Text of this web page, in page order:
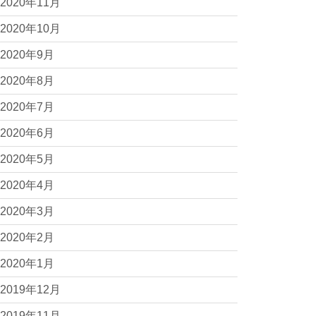
2020年11月
2020年10月
2020年9月
2020年8月
2020年7月
2020年6月
2020年5月
2020年4月
2020年3月
2020年2月
2020年1月
2019年12月